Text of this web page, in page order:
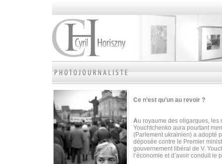
Ce n’est qu’un au revoir ?
Au royaume des oligarques, les
Youchtchenko aura pourtant
(Parlement ukrainien) a adopté
déposée contre le Premier
gouvernement libéral de V.
l’économie et d’avoir conduit le